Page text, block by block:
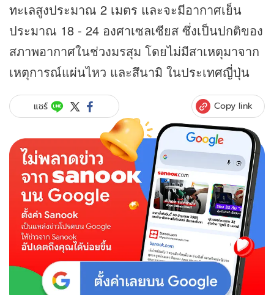
ทะเลสูงประมาณ 2 เมตร และจะมีอากาศเย็น
ประมาณ 18 - 24 องศาเซลเซียส ซึ่งเป็นปกติของ
สภาพอากาศในช่วงมรสุม โดยไม่มีสาเหตุมาจาก
เหตุการณ์แผ่นไหว และสึนามิ ในประเทศญี่ปุ่น
แชร์ Copy link